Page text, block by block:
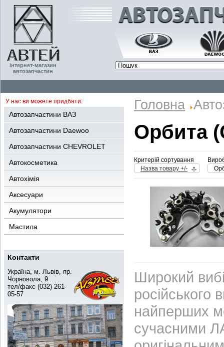
інтернет-магазин
автозапчастин
У нас ви можете придбати:
Автозапчастини ВАЗ
Автозапчастини Daewoo
Автозапчастини CHEVROLET
Автокосметика
Автохімія
Аксесуари
Акумулятори
Мастила
Контакти
Україна, м. Львів, пр.
Чорновола, 9
тел/факс (032) 261-
05-57
Головна
Орбита
Критерій сортування
Назва товару +/-
Широкий
найперших
сучасними